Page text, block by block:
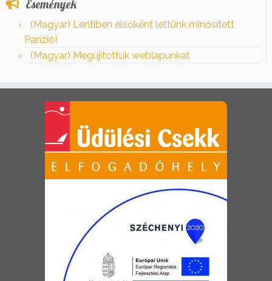
Események
(Magyar) Lentiben elsőként lettünk minősített
Panzió!
(Magyar) Megújítottuk weblapunkat